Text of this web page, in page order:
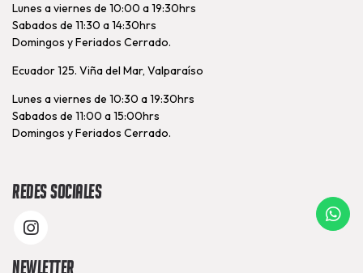
Lunes a viernes de 10:00 a 19:30hrs
Sabados de 11:30 a 14:30hrs
Domingos y Feriados Cerrado.
Ecuador 125. Viña del Mar, Valparaíso
Lunes a viernes de 10:30 a 19:30hrs
Sabados de 11:00 a 15:00hrs
Domingos y Feriados Cerrado.
Redes Sociales
Newletter